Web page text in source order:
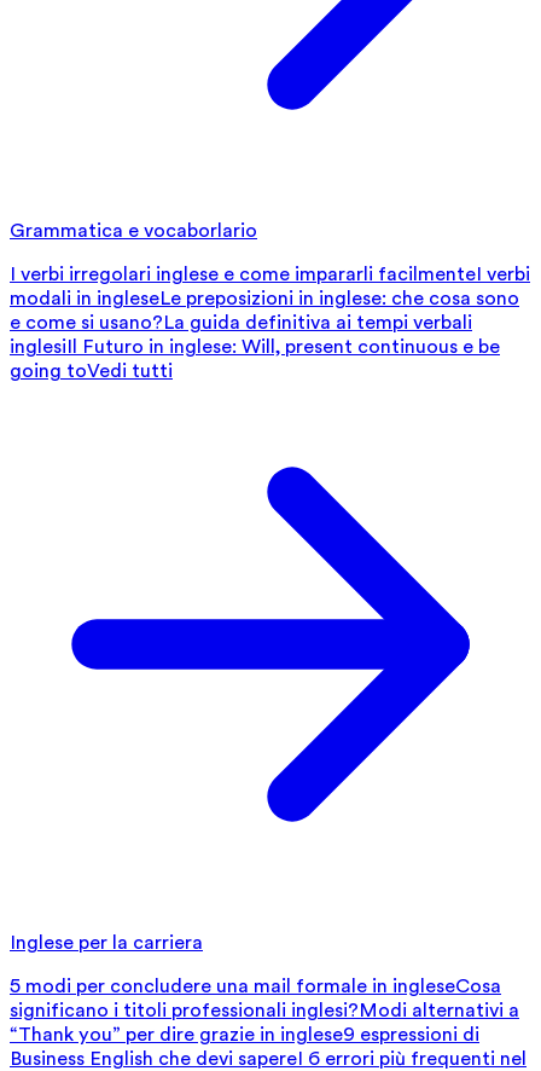
Grammatica e vocaborlario
I verbi irregolari inglese e come impararli facilmenteI verbi
modali in ingleseLe preposizioni in inglese: che cosa sono
e come si usano?La guida definitiva ai tempi verbali
inglesiIl Futuro in inglese: Will, present continuous e be
going toVedi tutti
Inglese per la carriera
5 modi per concludere una mail formale in ingleseCosa
significano i titoli professionali inglesi?Modi alternativi a
“Thank you” per dire grazie in inglese9 espressioni di
Business English che devi sapereI 6 errori più frequenti nel